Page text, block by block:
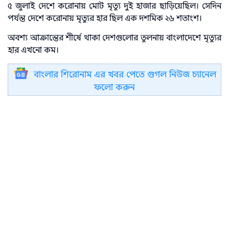
৫ জুলাই দেশে করোনায় মোট মৃত্যু দুই হাজার ছাড়িয়েছিল। সেদিন
পর্যন্ত দেশে করোনায় মৃত্যুর হার ছিল এক দশমিক ২৬ শতাংশ।
অবশ্য আক্রান্তের শীর্ষে থাকা দেশগুলোর তুলনায় বাংলাদেশে মৃত্যুর
হার এখনো কম।
বাংলার শিরোনাম এর খবর পেতে গুগল নিউজ চ্যানেল
ফলো করুন